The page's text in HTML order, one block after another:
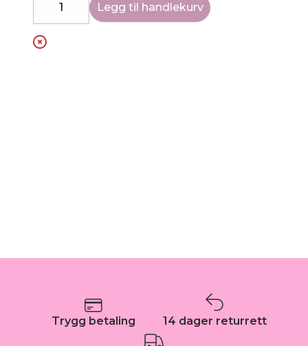
DecreaseIncrease
Legg til handlekurv
Trygg betaling 14 dager returrett